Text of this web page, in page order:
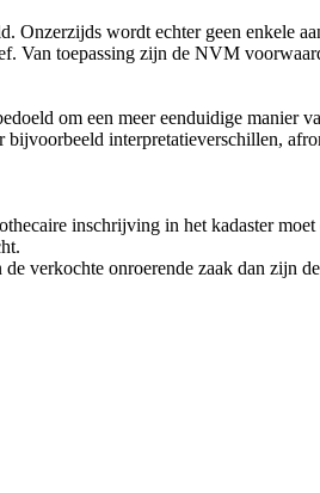
Onzerzijds wordt echter geen enkele
Van toepassing zijn de NVM
om een meer eenduidige manier
interpretatieverschillen,
inschrijving in het kadaster
verkochte onroerende zaak dan zijn